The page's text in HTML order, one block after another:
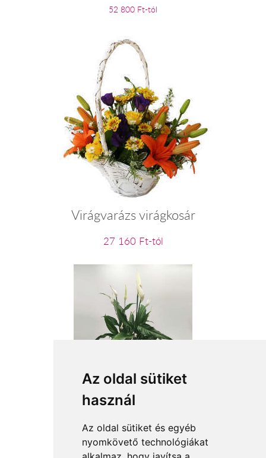
Az oldal sütiket
használ
Az oldal sütiket és egyéb
nyomkövető technológiákat
52 800 Ft-tól
Virágvarázs virágkosár
27 160 Ft-tól
Cserepes vitorlavirág